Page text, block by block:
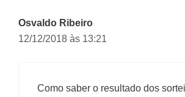
Osvaldo Ribeiro
12/12/2018 às 13:21
Como saber o resultado dos